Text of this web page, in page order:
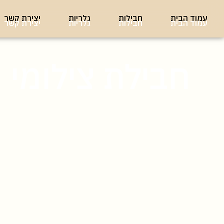
עמוד הבית חבילות גלריות יצירת קשר עמוד הבית חבילות גלריות יצירת קשר